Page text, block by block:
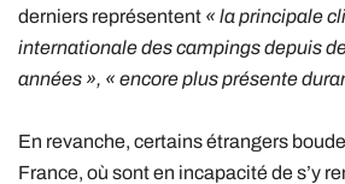
derniers représentent « la principale
internationale des campings depuis
années », « encore plus présente
En revanche, certains étrangers
France, où sont en incapacité de s’y